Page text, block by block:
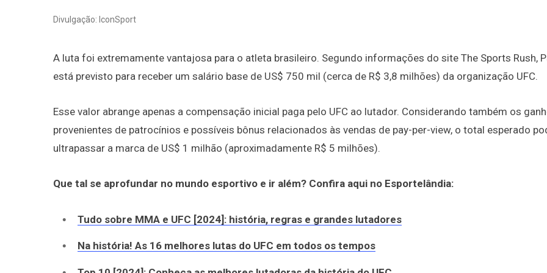
Divulgação: IconSport
A luta foi extremamente vantajosa para o atleta brasileiro. Segundo informações do site The Sports Rush,
está previsto para receber um salário base de US$ 750 mil (cerca de R$ 3,8 milhões) da organização UFC.
Esse valor abrange apenas a compensação inicial paga pelo UFC ao lutador. Considerando também os
provenientes de patrocínios e possíveis bônus relacionados às vendas de pay-per-view, o total esperado
ultrapassar a marca de US$ 1 milhão (aproximadamente R$ 5 milhões).
Que tal se aprofundar no mundo esportivo e ir além? Confira aqui no Esportelândia:
Tudo sobre MMA e UFC [2024]: história, regras e grandes lutadores
Na história! As 16 melhores lutas do UFC em todos os tempos